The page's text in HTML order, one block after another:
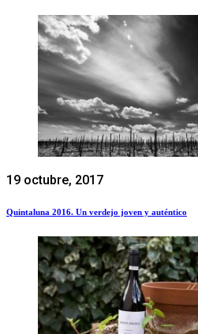
19 octubre, 2017
Quintaluna 2016. Un verdejo joven y auténtico